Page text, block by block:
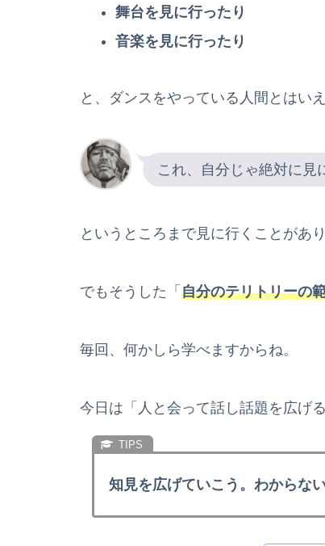
舞台を見に行ったり
音楽を見に行ったり
と、ダンスをやっている人間とはいえ
これ、自分じゃ絶対に見
というところまで見に行くことがあり
でもそうした「 自分のテリトリーの
毎回、何かしら学べますからね。
今日は「人と会って話し話題を広げ
知見を広げていこう。わからな